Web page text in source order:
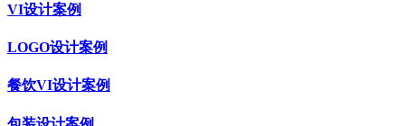
VI设计案例
LOGO设计案例
餐饮VI设计案例